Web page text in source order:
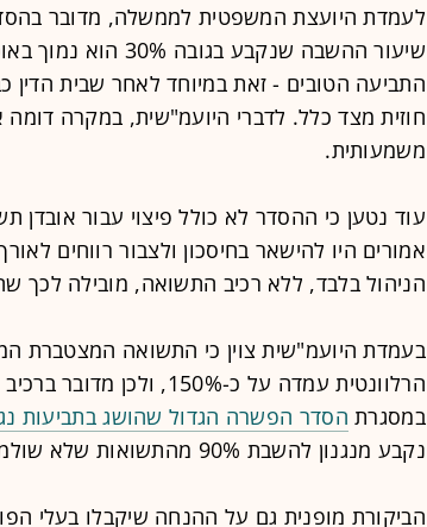
לעמדת היועצת המשפטית לממשלה, מדובר
שיעור ההשבה שנקבע
התביעה הטובים - זאת במיוחד לאחר שבית הדין
חוזית מצד כלל. לדברי היועמ"שית, במקרה דומה
משמעותית.
עוד נטען כי ההסדר לא כולל פיצוי עבור אובדן
אמורים היו להישאר בחיסכון ולצבור רווחים
הניהול בלבד, ללא רכיב התשואה, מובילה לכך
בעמדת היועמ"שית צוין כי התשואה המצטברת
הרלוונטית עמדה על כ-150%,
במסגרת הסדר הפשרה הגדול שהושג בתביעות
נקבע מנגנון להשבת 90% מהתשואות שלא שולמו.